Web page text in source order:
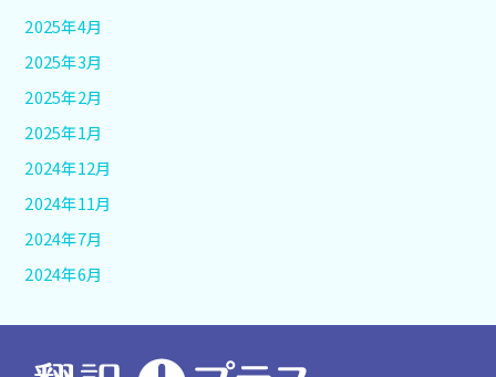
2025年4月
2025年3月
2025年2月
2025年1月
2024年12月
2024年11月
2024年7月
2024年6月